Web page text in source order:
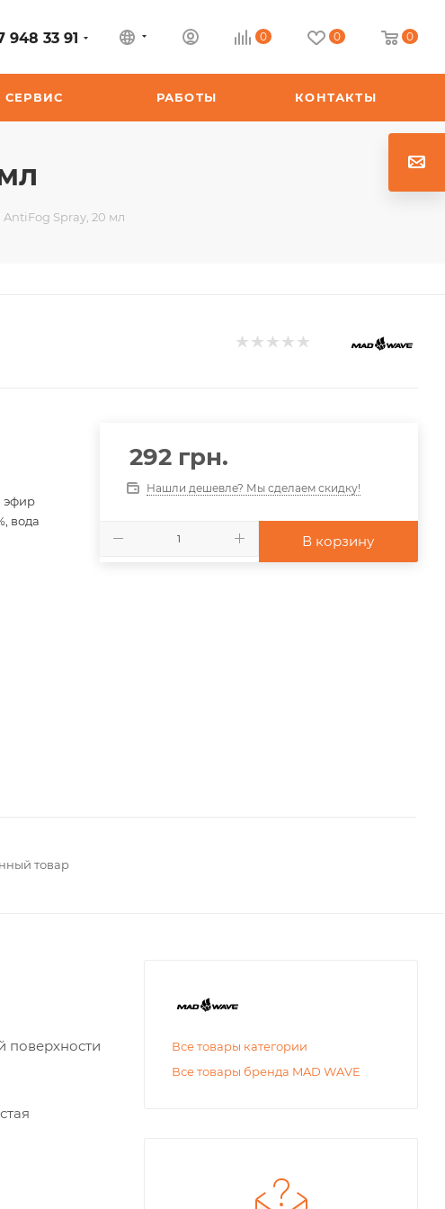
948 33 91 0 0 0
СЕРВИС РАБОТЫ КОНТАКТЫ
Spray, 20 мл
эфир
вода
292грн.
Нашли дешевле? Мы сделаем скидку!
В корзину
товар
поверхности
Все товары категории
Все товары бренда MAD WAVE